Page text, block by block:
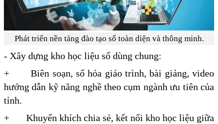
Phát triển nền tảng đào tạo số toàn diện và thông minh.
- Xây dựng kho học liệu số dùng chung:
+ Biên soạn, số hóa giáo trình, bài giảng, video
hướng dẫn kỹ năng nghề theo cụm ngành ưu tiên của
tỉnh.
+ Khuyến khích chia sẻ, kết nối kho học liệu giữa